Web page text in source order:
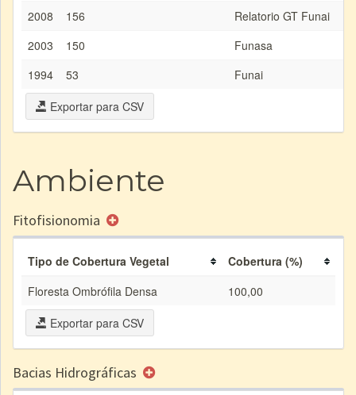
2008
156
Relatorio GT Funai
2003
150
Funasa
1994
53
Funai
Exportar para CSV
Ambiente
Fitofisionomia
Tipo de Cobertura Vegetal
Cobertura (%)
Floresta Ombrófila Densa
100,00
Exportar para CSV
Bacias Hidrográficas